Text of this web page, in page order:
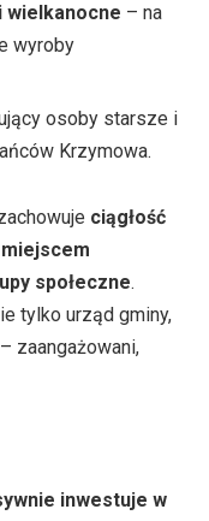
wielkanocne – na
wyroby
osoby starsze i
Krzymowa.
ciągłość
społeczne.
tylko urząd gminy,
zaangażowani,
inwestuje w